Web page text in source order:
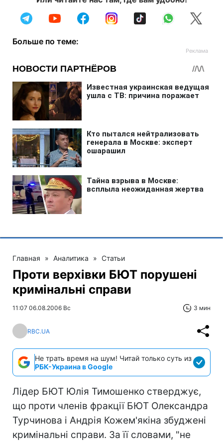
Больше по теме:
Главная » Аналитика » Статьи
Проти верхівки БЮТ порушені
кримінальні справи
11:07 06.08.2006 Вс 3 мин
RBC.UA
Не трать время на шум! Читай только суть из
РБК-Украина в Google
Лідер БЮТ Юлія Тимошенко стверджує,
що проти членів фракції БЮТ Олександра
Турчинова і Андрія Кожем'якіна збуджені
кримінальні справи. За її словами, "не